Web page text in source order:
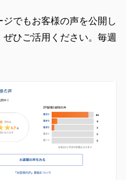
でもお客様の声を公開し
ひご活用ください。毎週